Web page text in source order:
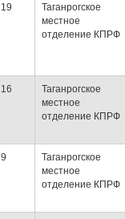
19
Таганрогское
местное
отделение КПРФ
16
Таганрогское
местное
отделение КПРФ
9
Таганрогское
местное
отделение КПРФ